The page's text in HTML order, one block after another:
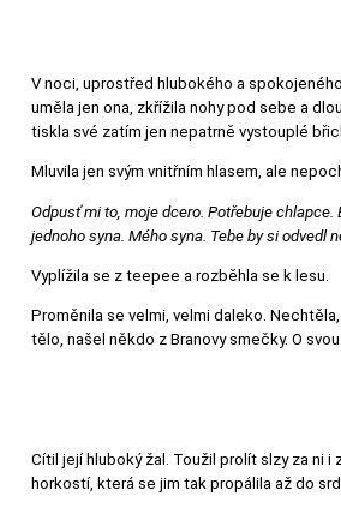
V noci, uprostřed hlubokého a
uměla jen ona, zkřížila nohy pod sebe a
tiskla své zatím jen nepatrně vystouplé
Mluvila jen svým vnitřním hlasem, ale
Odpusť mi to, moje dcero. Potřebuje
jednoho syna. Mého syna. Tebe by si odvedl
Vyplížila se z teepee a rozběhla se k lesu.
Proměnila se velmi, velmi daleko.
tělo, našel někdo z Branovy smečky. O
Cítil její hluboký žal. Toužil prolít slzy za ni
horkostí, která se jim tak propálila až do